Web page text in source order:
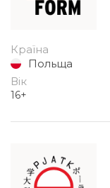
Країна
Польща
Вік
16+